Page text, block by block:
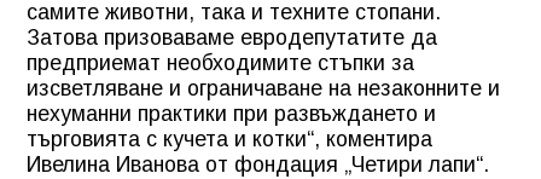
самите животни, така и техните стопани.
Затова призоваваме евродепутатите да
предприемат необходимите стъпки за
изсветляване и ограничаване на незаконните и
нехуманни практики при развъждането и
търговията с кучета и котки“, коментира
Ивелина Иванова от фондация „Четири лапи“.